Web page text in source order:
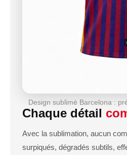
Design sublimé Barcelona :
Chaque détail
Avec la sublimation, aucun
surpiqués, dégradés subtils,